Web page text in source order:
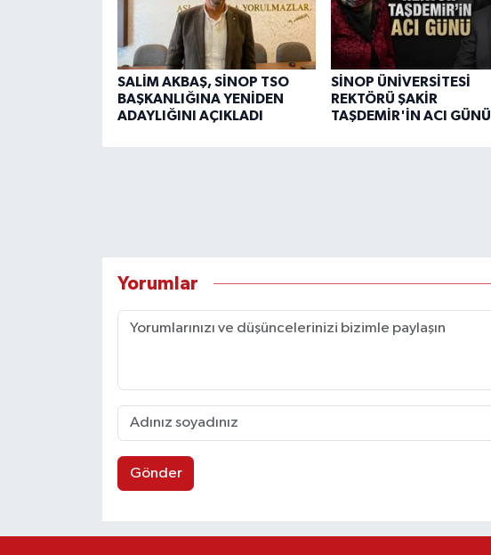
SALİM AKBAŞ, SİNOP TSO
BAŞKANLIĞINA YENİDEN
ADAYLIĞINI AÇIKLADI
SİNOP ÜNİVERSİTESİ
REKTÖRÜ ŞAKİR
TAŞDEMİR'İN ACI GÜNÜ
Yorumlar
Gönder